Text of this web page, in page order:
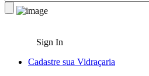
Sign In
Cadastre sua Vidraçaria